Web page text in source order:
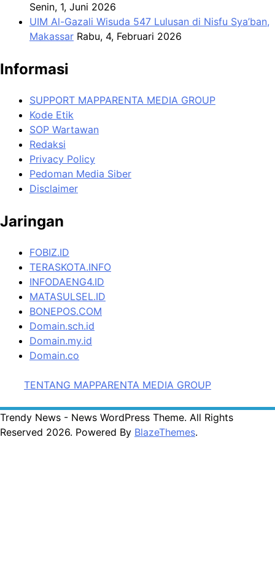
Senin, 1, Juni 2026
UIM Al-Gazali Wisuda 547 Lulusan di Nisfu Sya’ban,
Makassar Rabu, 4, Februari 2026
Informasi
SUPPORT MAPPARENTA MEDIA GROUP
Kode Etik
SOP Wartawan
Redaksi
Privacy Policy
Pedoman Media Siber
Disclaimer
Jaringan
FOBIZ.ID
TERASKOTA.INFO
INFODAENG4.ID
MATASULSEL.ID
BONEPOS.COM
Domain.sch.id
Domain.my.id
Domain.co
TENTANG MAPPARENTA MEDIA GROUP
Trendy News - News WordPress Theme. All Rights
Reserved 2026. Powered By BlazeThemes.